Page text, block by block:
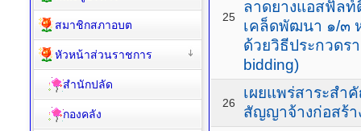
25
ลาดยางแอสฟัล
เคล็ดพัฒนา ๑/๓
ด้วยวิธีประกวดร
bidding)
26
เผยแพร่สาระส
สัญญาจ้างก่อสร้
สมาชิกสภาอบต
หัวหน้าส่วนราชการ
สำนักปลัด
กองคลัง